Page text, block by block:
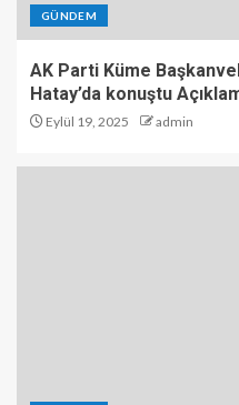
GÜNDEM
AK Parti Küme
Hatay’da konuştu
Eylül 19, 2025 admin